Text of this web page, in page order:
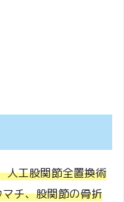
工股関節全置換術
チ、股関節の骨折